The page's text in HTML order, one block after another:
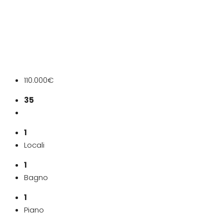
110.000€
35
1
Locali
1
Bagno
1
Piano